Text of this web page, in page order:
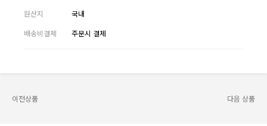
원산지
국내
배송비결제
주문시 결제
이전상품 다음 상품